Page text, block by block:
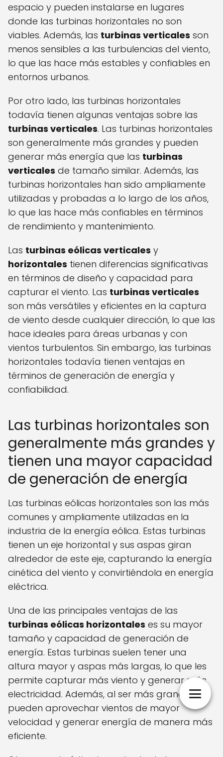
espacio y pueden instalarse en lugares
donde las turbinas horizontales no son
viables. Además, las turbinas verticales son
menos sensibles a las turbulencias del viento,
lo que las hace más estables y confiables en
entornos urbanos.
Por otro lado, las turbinas horizontales
todavía tienen algunas ventajas sobre las
turbinas verticales. Las turbinas horizontales
son generalmente más grandes y pueden
generar más energía que las turbinas
verticales de tamaño similar. Además, las
turbinas horizontales han sido ampliamente
utilizadas y probadas a lo largo de los años,
lo que las hace más confiables en términos
de rendimiento y mantenimiento.
Las turbinas eólicas verticales y
horizontales tienen diferencias significativas
en términos de diseño y capacidad para
capturar el viento. Las turbinas verticales
son más versátiles y eficientes en la captura
de viento desde cualquier dirección, lo que las
hace ideales para áreas urbanas y con
vientos turbulentos. Sin embargo, las turbinas
horizontales todavía tienen ventajas en
términos de generación de energía y
confiabilidad.
Las turbinas horizontales son
generalmente más grandes y
tienen una mayor capacidad
de generación de energía
Las turbinas eólicas horizontales son las más
comunes y ampliamente utilizadas en la
industria de la energía eólica. Estas turbinas
tienen un eje horizontal y sus aspas giran
alrededor de este eje, capturando la energía
cinética del viento y convirtiéndola en energía
eléctrica.
Una de las principales ventajas de las
turbinas eólicas horizontales es su mayor
tamaño y capacidad de generación de
energía. Estas turbinas suelen tener una
altura mayor y aspas más largas, lo que les
permite capturar más viento y generar más
electricidad. Además, al ser más grandes,
pueden aprovechar vientos de mayor
velocidad y generar energía de manera más
eficiente.